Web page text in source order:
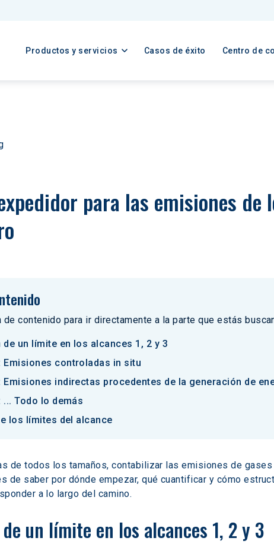
Productos y servicios Casos de éxito Centro de
para las emisiones
de contenido para ir directamente a la parte que estás
un límite en los alcances 1, 2 y 3
Emisiones controladas in situ
Emisiones indirectas procedentes de la generación de
... Todo lo demás
los límites del alcance
de todos los tamaños, contabilizar las emisiones de
de saber por dónde empezar, qué cuantificar y cómo
a lo largo del camino.
un límite en los alcances 1, 2 y 3